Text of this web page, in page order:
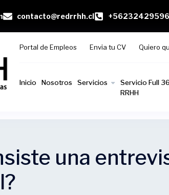
contacto@redrrhh.cl +56232429596
Portal de Empleos Envia tu CV Quiero
Inicio Nosotros Servicios
Servicio Full
RRHH
una